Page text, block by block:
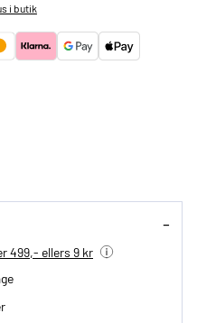
i butik
499,- ellers 9 kr